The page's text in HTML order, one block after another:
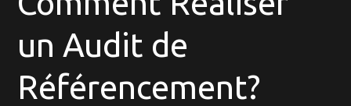
un Audit de
Référencement?